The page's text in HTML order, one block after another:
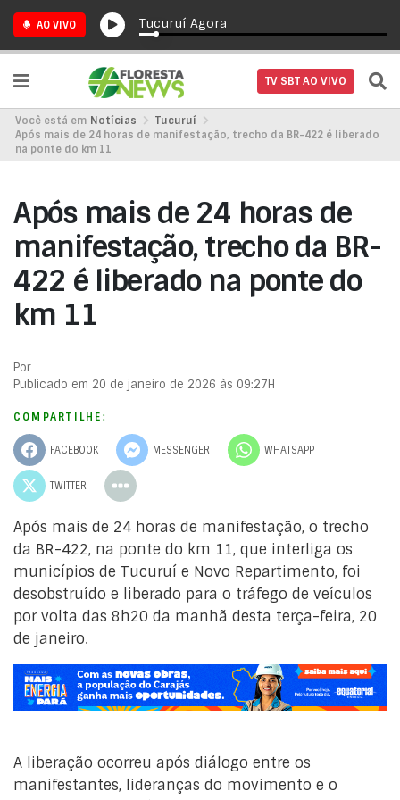
AO VIVO Tucuruí Agora
TV SBT AO VIVO
Você está em Notícias
Tucuruí
Após mais de 24 horas de manifestação, trecho da BR-422 é liberado
na ponte do km 11
Após mais de 24 horas de
manifestação, trecho da BR-
422 é liberado na ponte do
km 11
Por
Publicado em 20 de janeiro de 2026 às 09:27H
COMPARTILHE:
FACEBOOK MESSENGER WHATSAPP
TWITTER
Após mais de 24 horas de manifestação, o trecho
da BR-422, na ponte do km 11, que interliga os
municípios de Tucuruí e Novo Repartimento, foi
desobstruído e liberado para o tráfego de veículos
por volta das 8h20 da manhã desta terça-feira, 20
de janeiro.
A liberação ocorreu após diálogo entre os
manifestantes, lideranças do movimento e o